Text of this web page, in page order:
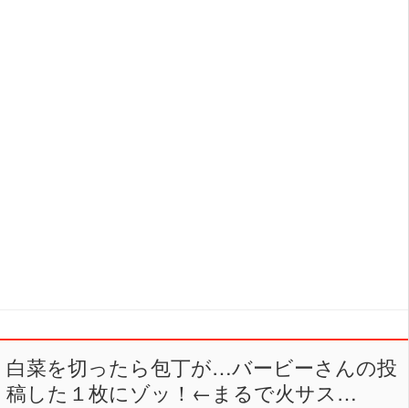
白菜を切ったら包丁が…バービーさんの投
稿した１枚にゾッ！←まるで火サス…